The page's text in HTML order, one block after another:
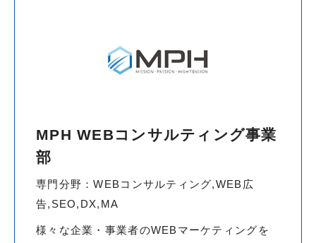
MPH WEBコンサルティング事業
部
専門分野：WEBコンサルティング,WEB広
告,SEO,DX,MA
様々な企業・事業者のWEBマーケティングを